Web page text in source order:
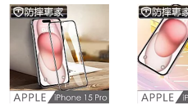
篩
圖書(142588) 影音(2839)
雜誌(2850) 美妝(1665)
服飾(298) 家居生活(1036)
展開
作者 (可複選)